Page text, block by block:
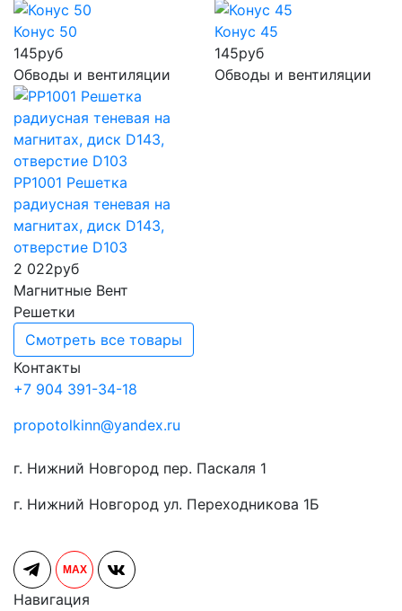
Конус 50
145руб
Обводы и вентиляции
Конус 45
145руб
Обводы и вентиляции
РР1001 Решетка
радиусная теневая на
магнитах, диск D143,
отверстие D103
2 022руб
Магнитные Вент
Решетки
Смотреть все товары
Контакты
+7 904 391-34-18
propotolkinn@yandex.ru
г. Нижний Новгород пер. Паскаля 1
г. Нижний Новгород ул. Переходникова 1Б
MAX
Навигация